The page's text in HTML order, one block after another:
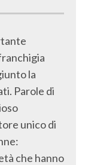
la
Parole di
unico di
che hanno